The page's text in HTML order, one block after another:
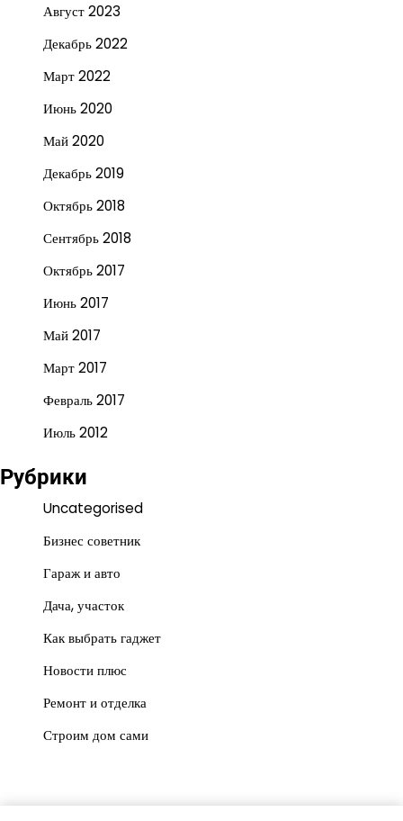
Август 2023
Декабрь 2022
Март 2022
Июнь 2020
Май 2020
Декабрь 2019
Октябрь 2018
Сентябрь 2018
Октябрь 2017
Июнь 2017
Май 2017
Март 2017
Февраль 2017
Июль 2012
Рубрики
Uncategorised
Бизнес советник
Гараж и авто
Дача, участок
Как выбрать гаджет
Новости плюс
Ремонт и отделка
Строим дом сами